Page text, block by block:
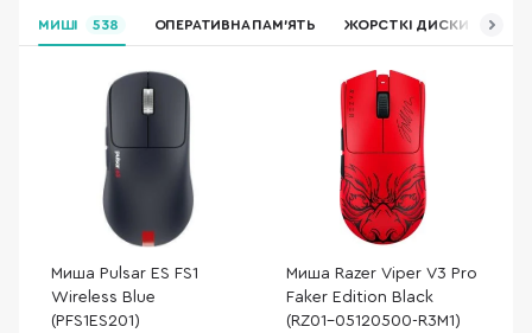
МИШІ 538 ОПЕРАТИВНА ПАМ’ЯТЬ ЖОРСТКІ ДИСКИ (HDD)
Миша Pulsar ES FS1
Wireless Blue
(PFS1ES201)
Миша Razer Viper V3 Pro
Faker Edition Black
(RZ01-05120500-R3M1)